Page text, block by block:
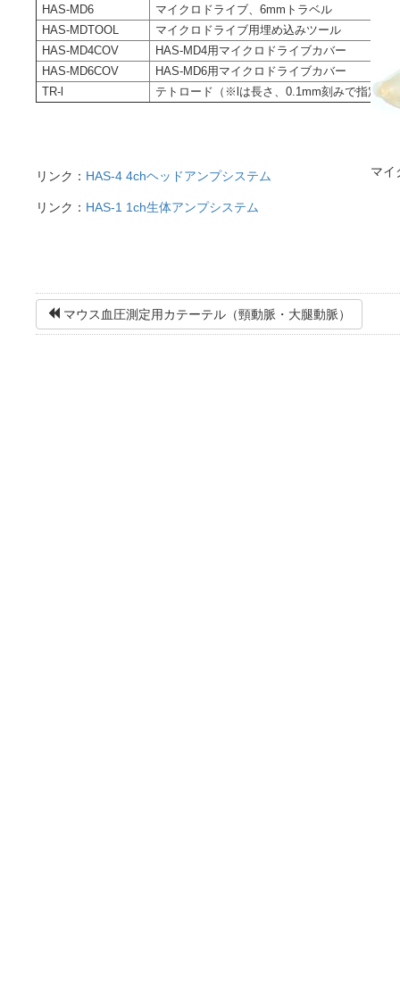
HAS-MD6
マイクロドライブ、6mmトラベル
HAS-MDTOOL
マイクロドライブ用埋め込みツール
HAS-MD4COV
HAS-MD4用マイクロドライブカバー
HAS-MD6COV
HAS-MD6用マイクロドライブカバー
TR-l
テトロード（※lは長さ、0.1mm刻みで指定可
リンク： HAS-4 4chヘッドアンプシステム
リンク： HAS-1 1ch生体アンプシステム
マイ
マウス血圧測定用カテーテル（頸動脈・大腿動脈）